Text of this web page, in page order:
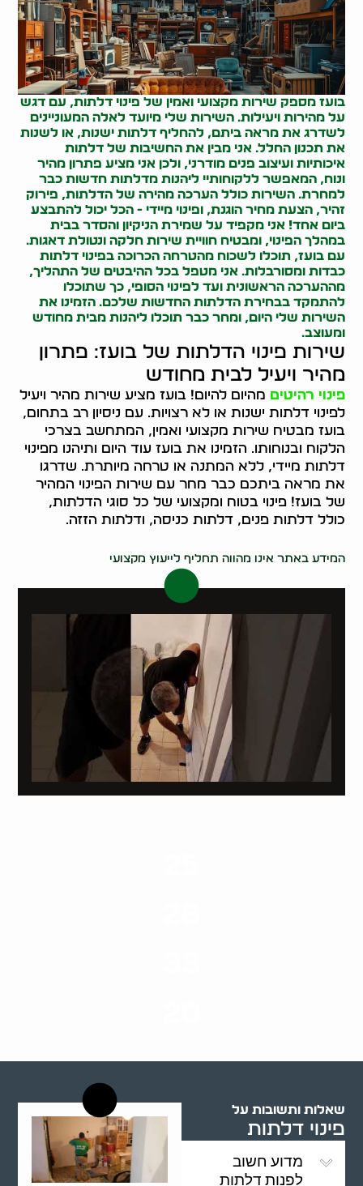
בועז מספק שירות מקצועי ואמין של פינוי דלתות, עם דגש
על מהירות ויעילות. השירות שלי מיועד לאלה המעוניינים
לשדרג את מראה ביתם, להחליף דלתות ישנות, או לשנות
את תכנון החלל. אני מבין את החשיבות של דלתות
איכותיות ועיצוב פנים מודרני, ולכן אני מציע פתרון מהיר
ונוח, המאפשר ללקוחותיי ליהנות מדלתות חדשות כבר
למחרת. השירות כולל הערכה מהירה של הדלתות, פירוק
זהיר, הצעת מחיר הוגנת, ופינוי מיידי - הכל יכול להתבצע
ביום אחד! אני מקפיד על שמירת הניקיון והסדר בבית
במהלך הפינוי, ומבטיח חוויית שירות חלקה ונטולת דאגות.
עם בועז, תוכלו לשכוח מהטרחה הכרוכה בפינוי דלתות
כבדות ומסורבלות. אני מטפל בכל ההיבטים של התהליך,
מההערכה הראשונית ועד לפינוי הסופי, כך שתוכלו
להתמקד בבחירת הדלתות החדשות שלכם. הזמינו את
השירות שלי היום, ומחר כבר תוכלו ליהנות מבית מחודש
ומעוצב.
שירות פינוי הדלתות של בועז: פתרון
מהיר ויעיל לבית מחודש
פינוי רהיטים מהיום להיום! בועז מציע שירות מהיר ויעיל
לפינוי דלתות ישנות או לא רצויות. עם ניסיון רב בתחום,
בועז מבטיח שירות מקצועי ואמין, המתחשב בצרכי
הלקוח ובנוחותו. הזמינו את בועז עוד היום ותיהנו מפינוי
דלתות מיידי, ללא המתנה או טרחה מיותרת. שדרגו
את מראה ביתכם כבר מחר עם שירות הפינוי המהיר
של בועז! פינוי בטוח ומקצועי של כל סוגי הדלתות,
כולל דלתות פנים, דלתות כניסה, ודלתות הזזה.
המידע באתר אינו מהווה תחליף לייעוץ מקצועי
שאלות ותשובות על
פינוי דלתות
מדוע חשוב
לפנות דלתות